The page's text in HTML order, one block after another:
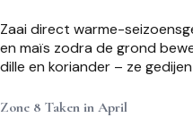
Zaai direct warme-
en maïs zodra de grond
dille en koriander – ze
Zone 8 Taken in April